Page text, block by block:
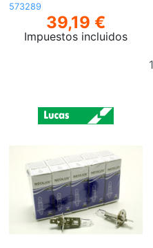
573289
39,19 €
Impuestos incluidos